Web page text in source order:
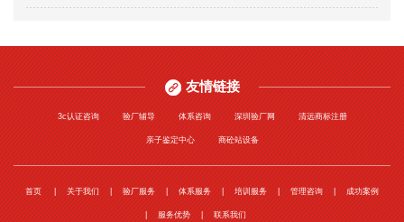
友情链接
3c认证咨询 验厂辅导 体系咨询 深圳验厂网 清远商标注册
亲子鉴定中心 商砼站设备
首页 关于我们 验厂服务 体系服务 培训服务 管理咨询 成功案例
服务优势 联系我们